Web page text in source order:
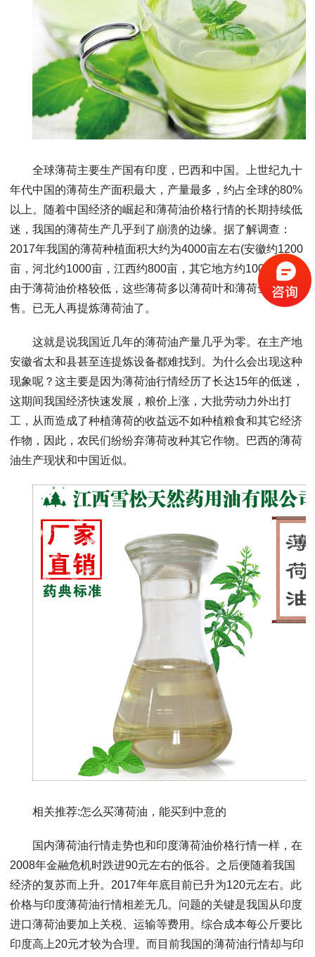
全球薄荷主要生产国有印度，巴西和中国。上世纪九十
年代中国的薄荷生产面积最大，产量最多，约占全球的80%
以上。随着中国经济的崛起和薄荷油价格行情的长期持续低
迷，我国的薄荷生产几乎到了崩溃的边缘。据了解调查：
2017年我国的薄荷种植面积大约为4000亩左右(安徽约1200
亩，河北约1000亩，江西约800亩，其它地方约1000亩)。
由于薄荷油价格较低，这些薄荷多以薄荷叶和薄荷全草出
售。已无人再提炼薄荷油了。
这就是说我国近几年的薄荷油产量几乎为零。在主产地
安徽省太和县甚至连提炼设备都难找到。为什么会出现这种
现象呢？这主要是因为薄荷油行情经历了长达15年的低迷，
这期间我国经济快速发展，粮价上涨，大批劳动力外出打
工，从而造成了种植薄荷的收益远不如种植粮食和其它经济
作物，因此，农民们纷纷弃薄荷改种其它作物。巴西的薄荷
油生产现状和中国近似。
相关推荐:怎么买薄荷油，能买到中意的
国内薄荷油行情走势也和印度薄荷油价格行情一样，在
2008年金融危机时跌进90元左右的低谷。之后便随着我国
经济的复苏而上升。2017年年底目前已升为120元左右。此
价格与印度薄荷油行情相差无几。问题的关键是我国从印度
进口薄荷油要加上关税、运输等费用。综合成本每公斤要比
印度高上20元才较为合理。而目前我国的薄荷油行情却与印